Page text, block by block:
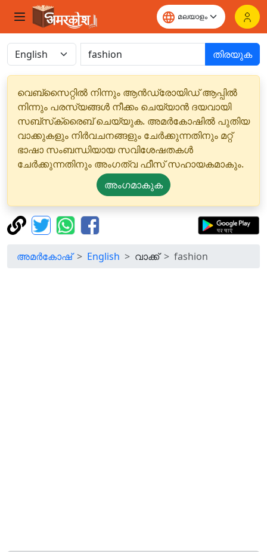
തിരയുക
വെബ്‌സൈറ്റിൽ നിന്നും ആൻഡ്രോയിഡ് ആപ്പിൽ
നിന്നും പരസ്യങ്ങൾ നീക്കം ചെയ്യാൻ ദയവായി
സബ്‌സ്‌ക്രൈബ് ചെയ്യുക. അമർകോഷിൽ പുതിയ
വാക്കുകളും നിർവചനങ്ങളും ചേർക്കുന്നതിനും മറ്റ്
ഭാഷാ സംബന്ധിയായ സവിശേഷതകൾ
ചേർക്കുന്നതിനും അംഗത്വ ഫീസ് സഹായകമാകും.
അംഗമാകുക
അമർകോഷ് English വാക്ക് fashion